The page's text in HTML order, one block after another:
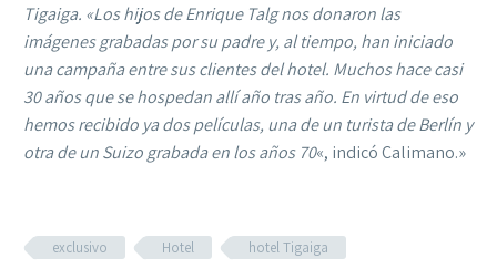
Tigaiga. «Los hijos de Enrique Talg nos donaron las
imágenes grabadas por su padre y, al tiempo, han iniciado
una campaña entre sus clientes del hotel. Muchos hace casi
30 años que se hospedan allí año tras año. En virtud de eso
hemos recibido ya dos películas, una de un turista de Berlín y
otra de un Suizo grabada en los años 70«, indicó Calimano.»
exclusivo Hotel
hotel Tigaiga